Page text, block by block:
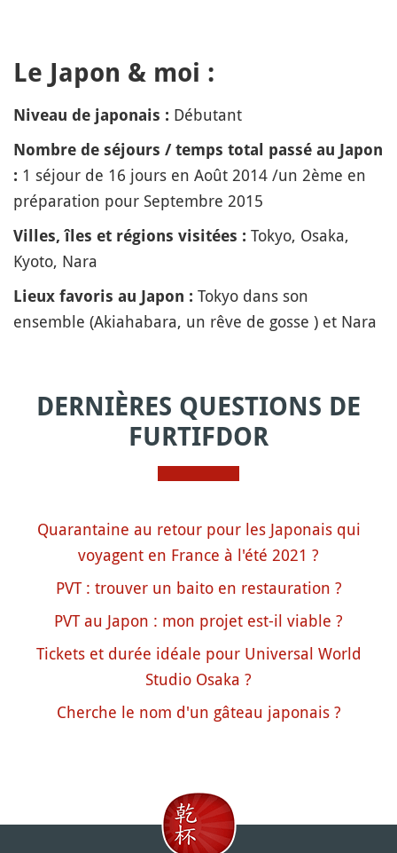
Le Japon & moi :
Niveau de japonais : Débutant
Nombre de séjours / temps total passé au Japon
: 1 séjour de 16 jours en Août 2014 /un 2ème en
préparation pour Septembre 2015
Villes, îles et régions visitées : Tokyo, Osaka,
Kyoto, Nara
Lieux favoris au Japon : Tokyo dans son
ensemble (Akiahabara, un rêve de gosse ) et Nara
DERNIÈRES QUESTIONS DE
FURTIFDOR
Quarantaine au retour pour les Japonais qui
voyagent en France à l'été 2021 ?
PVT : trouver un baito en restauration ?
PVT au Japon : mon projet est-il viable ?
Tickets et durée idéale pour Universal World
Studio Osaka ?
Cherche le nom d'un gâteau japonais ?